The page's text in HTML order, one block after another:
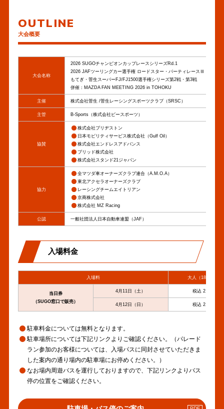
2026年03月05日 大会概要を更新しました。
2026年03月03日
イベント概要を公開しまし
た。
■ MAZDA FAN MEETING
OUTLINE
大会概要
大会名称
2026 SUGOチャンピオンカップレースシリーズRd.1
2026 JAFツーリングカー選手権 ロードスター・パーティレースⅢ ジャパ
もてぎ・菅生スーパーFJ/FJ1500選手権シリーズ第2戦・第3戦
併催：MAZDA FAN MEETING 2026 in TOHOKU
主催 株式会社菅生 /菅生レーシングスポーツクラブ（SRSC）
主管 B-Sports（株式会社ビースポーツ）
協賛
株式会社ブリヂストン
日本モビリティサービス株式会社（Gulf Oil）
株式会社エンドレスアドバンス
ブリッド株式会社
株式会社スタンド21ジャパン
協力
全マツダ車オーナーズクラブ連合（A.M.O.A）
東北アクセラオーナーズクラブ
レーシングチームエイトリアン
京商株式会社
株式会社 MZ Racing
公認 一般社団法人日本自動車連盟（JAF）
入場料金
入場料 大人（18歳以上）
当日券
（SUGO窓口で販売）
4月11日（土） 税込 2,400円
4月12日（日） 税込 2,400円
駐車料金については無料となります。
駐車場所については下記リンクよりご確認ください。（パレード
ラン参加のお客様については、入場パスに同封させていただきま
した案内の通り場内の駐車場にお停めください。）
なお場内周遊バスを運行しておりますので、下記リンクよりバス
停の位置をご確認ください。